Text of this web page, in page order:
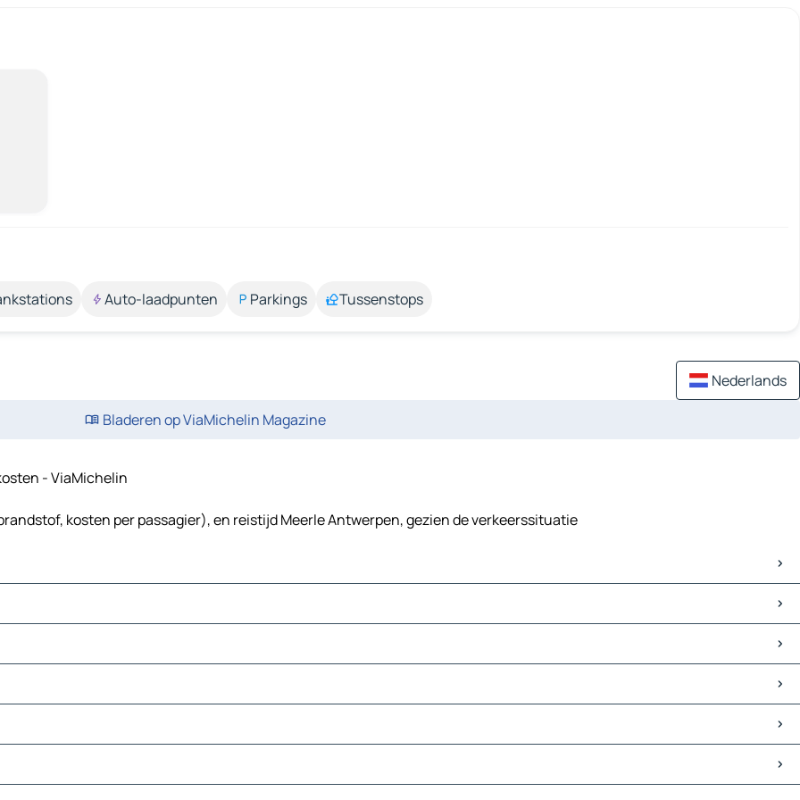
Auto-laadpunten Parkings Tussenstops
Nederlands
Bladeren op ViaMichelin Magazine
- ViaMichelin
kosten per passagier), en reistijd Meerle Antwerpen, gezien de verkeerssituatie